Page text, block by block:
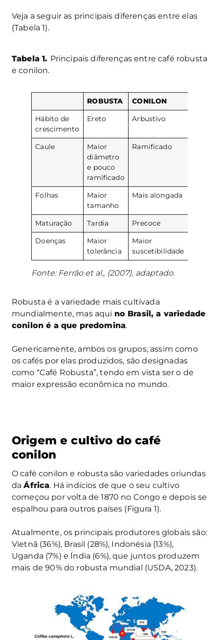
Veja a seguir as principais diferenças entre elas
(Tabela 1).
Tabela 1. Principais diferenças entre café robusta
e conilon.
ROBUSTA
CONILON
Hábito de
crescimento
Ereto Arbustivo
Caule
Maior
diâmetro
e pouco
ramificado
Ramificado
Folhas
Maior
tamanho
Mais alongada
Maturação Tardia
Precoce
Doenças
Maior
tolerância
Maior
suscetibilidade
Fonte: Ferrão et al., (2007), adaptado.
Robusta é a variedade mais cultivada
mundialmente, mas aqui no Brasil, a variedade
conilon é a que predomina.
Genericamente, ambos os grupos, assim como
os cafés por elas produzidos, são designadas
como “Café Robusta”, tendo em vista ser o de
maior expressão econômica no mundo.
Origem e cultivo do café
conilon
O café conilon e robusta são variedades oriundas
daÁfrica. Há indícios de que o seu cultivo
começou por volta de 1870 no Congo e depois se
espalhou para outros países (Figura 1).
Atualmente, os principais produtores globais são:
Vietnã (36%), Brasil (28%), Indonésia (13%),
Uganda (7%) e Índia (6%), que juntos produzem
mais de 90% do robusta mundial (USDA, 2023).